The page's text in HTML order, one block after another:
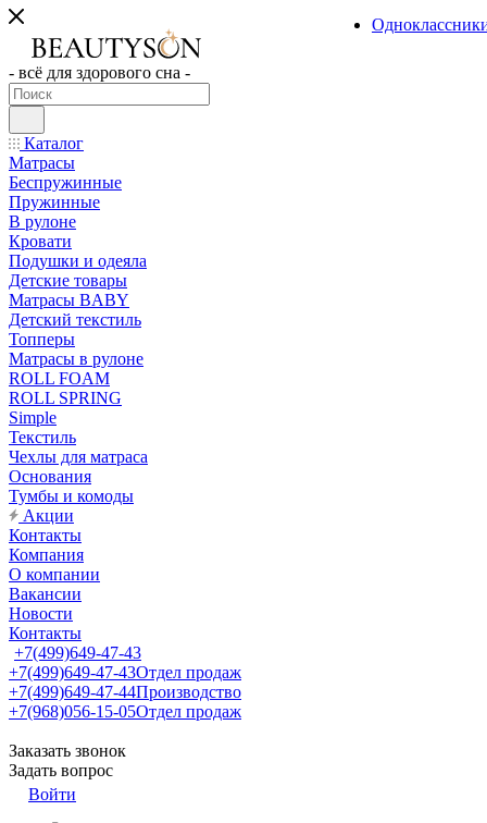
- всё для здорового сна -
Каталог
Матрасы
Беспружинные
Пружинные
В рулоне
Кровати
Подушки и одеяла
Детские товары
Матрасы BABY
Детский текстиль
Топперы
Матрасы в рулоне
ROLL FOAM
ROLL SPRING
Simple
Текстиль
Чехлы для матраса
Основания
Тумбы и комоды
Акции
Контакты
Компания
О компании
Вакансии
Новости
Контакты
+7(499)649-47-43
+7(499)649-47-43Отдел продаж
+7(499)649-47-44Производство
+7(968)056-15-05Отдел продаж
Заказать звонок
Задать вопрос
Войти